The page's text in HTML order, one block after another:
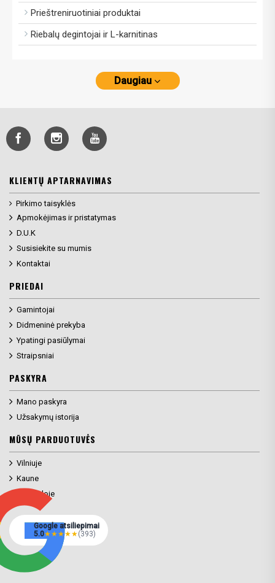
Prieštreniruotiniai produktai
Riebalų degintojai ir L-karnitinas
Daugiau
KLIENTŲ APTARNAVIMAS
Pirkimo taisyklės
Apmokėjimas ir pristatymas
D.U.K
Susisiekite su mumis
Kontaktai
PRIEDAI
Gamintojai
Didmeninė prekyba
Ypatingi pasiūlymai
Straipsniai
PASKYRA
Mano paskyra
Užsakymų istorija
MŪSŲ PARDUOTUVĖS
Vilniuje
Kaune
Klaipėdoje
Google atsiliepimai
5.0★★★★★(393)